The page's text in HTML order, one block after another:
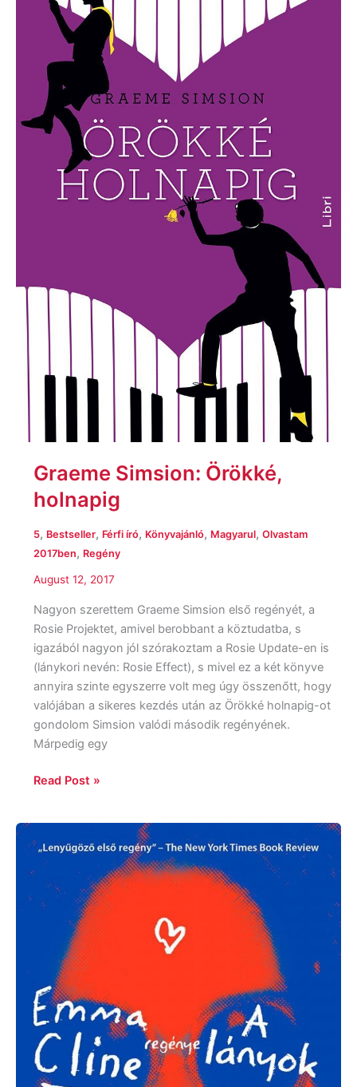
Graeme Simsion: Örökké,
holnapig
5, Bestseller, Férfi író, Könyvajánló, Magyarul, Olvastam
2017ben, Regény
August 12, 2017
Nagyon szerettem Graeme Simsion első regényét, a
Rosie Projektet, amivel berobbant a köztudatba, s
igazából nagyon jól szórakoztam a Rosie Update-en is
(lánykori nevén: Rosie Effect), s mivel ez a két könyve
annyira szinte egyszerre volt meg úgy összenőtt, hogy
valójában a sikeres kezdés után az Örökké holnapig-ot
gondolom Simsion valódi második regényének.
Márpedig egy
holnapig
Read Post »
Cline:
A
lányok